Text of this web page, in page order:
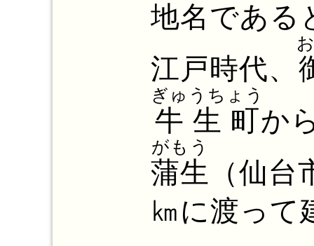
地名である
江戸時代、
牛生町
ぎゅうちょう
か
蒲生
がもう
（仙
㎞に渡って